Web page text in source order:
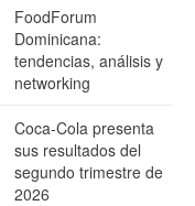
FoodForum
Dominicana:
tendencias, análisis y
networking
Coca-Cola presenta
sus resultados del
segundo trimestre de
2026